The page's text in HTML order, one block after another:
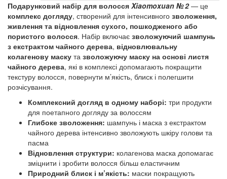
Подарунковий набір для волосся Xiaomoxuan № 2— це
комплекс догляду, створений для інтенсивного зволоження,
живлення та відновлення сухого, пошкодженого або
пористого волосся. Набір включає зволожуючий шампунь
з екстрактом чайного дерева, відновлювальну
колагенову маску та зволожуючу маску на основі листя
чайного дерева, які в комплексі допомагають покращити
текстуру волосся, повернути м’якість, блиск і полегшити
розчісування.
Комплексний догляд в одному наборі: три продукти
для поетапного догляду за волоссям
Глибоке зволоження: шампунь і маска з екстрактом
чайного дерева інтенсивно зволожують шкіру голови та
пасма
Відновлення структури: колагенова маска допомагає
зміцнити і зробити волосся більш еластичним
Природний блиск і м’якість: маски покращують